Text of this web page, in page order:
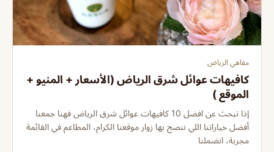
مقاهي الرياض
كافيهات عوائل شرق الرياض (الأسعار + المنيو +
الموقع )
إذا تبحث عن افضل 10 كافيهات عوائل شرق الرياض فهنا جمعنا
أفضل خياراتنا اللي ننصح بها زوار موقعنا الكرام، المطاعم في القائمة
مجربة، انضملنا